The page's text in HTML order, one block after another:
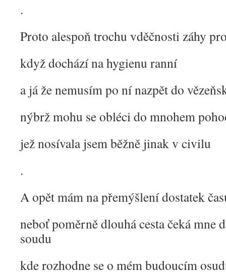
.
Proto alespoň trochu vděčnosti záhy
když dochází na hygienu ranní
a já že nemusím po ní nazpět do
nýbrž mohu se obléci do mnohem
jež nosívala jsem běžně jinak v civilu
.
A opět mám na přemýšlení dostatek
neboť poměrně dlouhá cesta čeká mne
soudu
kde rozhodne se o mém budoucím